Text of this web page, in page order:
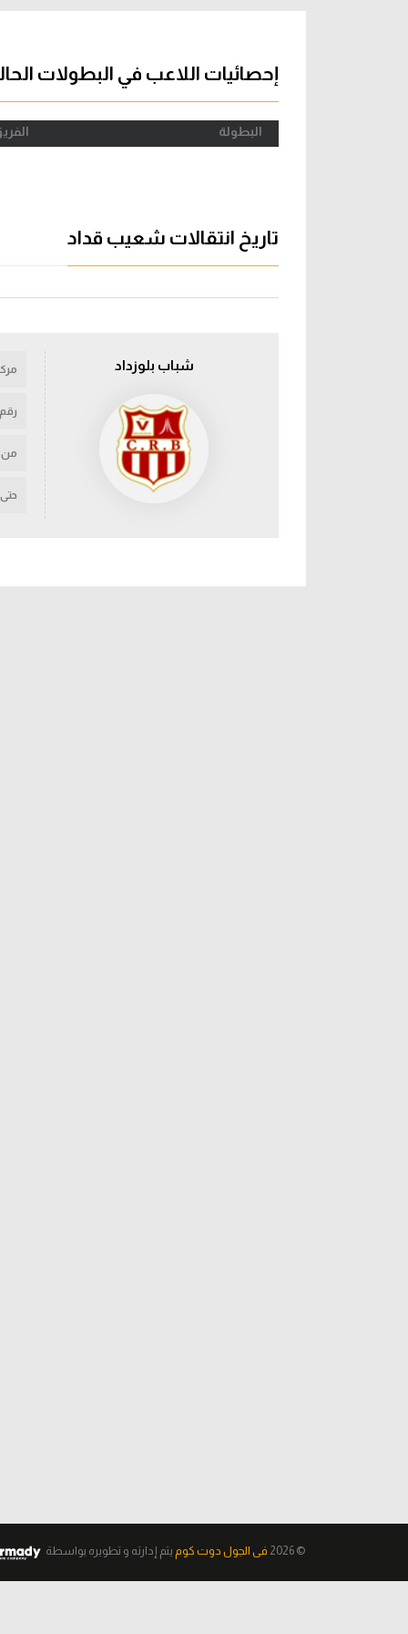
دوري إحصائيات اللاعب في البطولات
البطولة
تاريخ انتقالات شعيب قداد
شباب بلوزداد
رقم
من
حتى
© 2026 فى الجول دوت كوم يتم إدارته و تطويره بواسطة